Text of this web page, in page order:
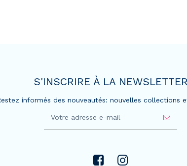
S'INSCRIRE À LA NEWSLETTER
informés des nouveautés: nouvelles collections